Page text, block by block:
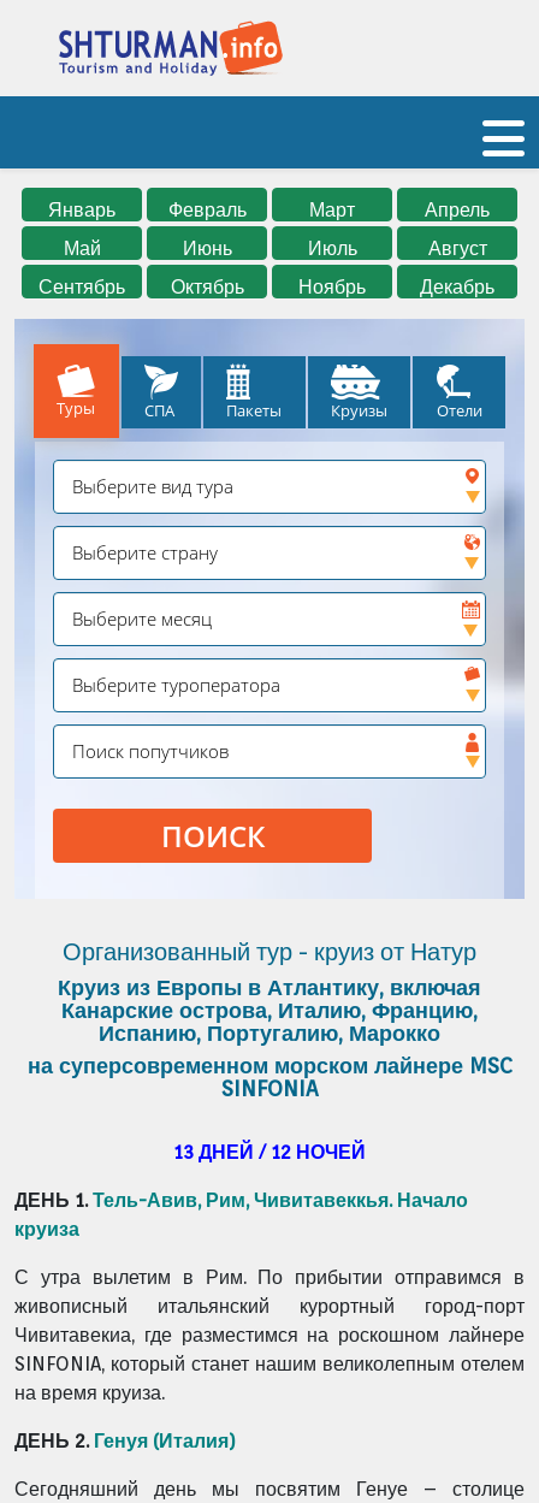
Январь Февраль Март
Апрель
Май
Июнь Июль
Август
Сентябрь
Октябрь Ноябрь Декабрь
Туры СПА Пакеты Круизы Отели
ПОИСК
Организованный тур - круиз от Натур
Круиз из Европы в Атлантику, включая
Канарские острова, Италию, Францию,
Испанию, Португалию, Марокко
на суперсовременном морском лайнере MSC
SINFONIA
13 ДНЕЙ / 12 НОЧЕЙ
ДЕНЬ 1.Тель-Авив, Рим, Чивитавеккья. Начало
круиза
С утра вылетим в Рим. По прибытии отправимся в
живописный итальянский курортный город-порт
Чивитавекиа, где разместимся на роскошном лайнере
SINFONIA, который станет нашим великолепным отелем
на время круиза.
ДЕНЬ 2. Генуя (Италия)
Сегодняшний день мы посвятим Генуе – столице